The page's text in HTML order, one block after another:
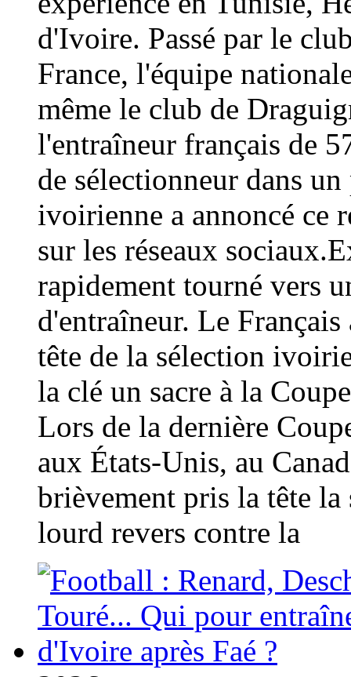
d'Ivoire. Passé par le
France, l'équipe
même le club de
l'entraîneur français de
de sélectionneur dans
ivoirienne a annoncé ce
sur les réseaux
rapidement tourné vers
d'entraîneur. Le
tête de la sélection
la clé un sacre à la
Lors de la dernière
aux États-Unis, au
brièvement pris la tête
lourd revers contre la